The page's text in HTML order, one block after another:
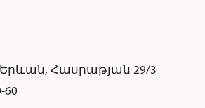
Հասրաթյան 29/3
60